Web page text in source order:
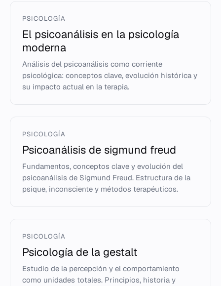
PSICOLOGÍA
El psicoanálisis en la psicología
moderna
Análisis del psicoanálisis como corriente
psicológica: conceptos clave, evolución histórica y
su impacto actual en la terapia.
PSICOLOGÍA
Psicoanálisis de sigmund freud
Fundamentos, conceptos clave y evolución del
psicoanálisis de Sigmund Freud. Estructura de la
psique, inconsciente y métodos terapéuticos.
PSICOLOGÍA
Psicología de la gestalt
Estudio de la percepción y el comportamiento
como unidades totales. Principios, historia y